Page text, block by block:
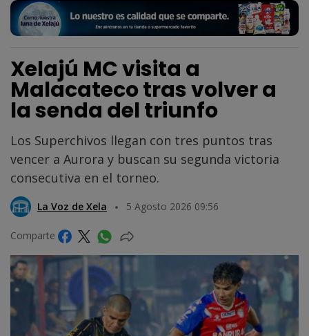
Xelajú MC visita a
Malacateco tras volver a
la senda del triunfo
Los Superchivos llegan con tres puntos tras
vencer a Aurora y buscan su segunda victoria
consecutiva en el torneo.
La Voz de Xela 5 Agosto 2026 09:56
Comparte